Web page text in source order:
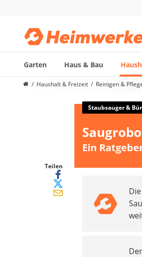
Garten Haus & Bau
Die beliebtesten Vergleiche
Induktionskochfeld
Tischgeschirrspüler
Elektronische Dartscheibe
Haushalt & Freizeit Reinigen &
Teilen
Staubsauger &
Ein